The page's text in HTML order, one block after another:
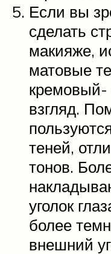
Если вы
сделать
макияже,
матовые
кремовый-
взгляд.
теней,
тонов.
уголок
более
внешний